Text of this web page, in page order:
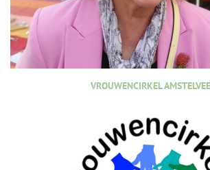
VROUWENCIRKEL